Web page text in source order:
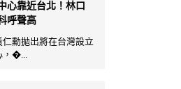
心靠近台北！林口
呼聲高
勳拋出將在台灣設立
�...